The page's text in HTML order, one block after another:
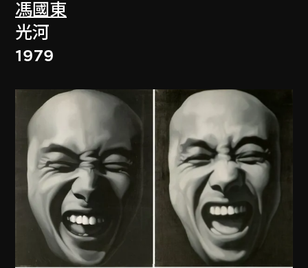
馮國東
光河
1979